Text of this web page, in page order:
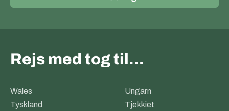
Rejs med tog til…
Wales
Ungarn
Tyskland
Tjekkiet